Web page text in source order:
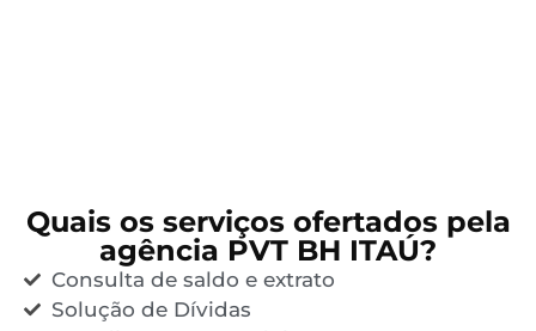
Quais os serviços ofertados pela
agência PVT BH ITAÚ?
Consulta de saldo e extrato
Solução de Dívidas